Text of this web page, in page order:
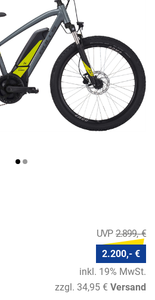
2.899,- €
2.200,- €
inkl. 19% MwSt.
zzgl. 34,95 € Versand